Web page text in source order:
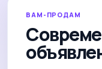
ВАМ-ПРОДАМ